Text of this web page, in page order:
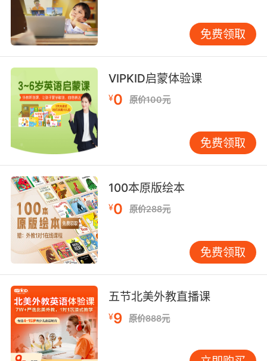
免费领取
VIPKID启蒙体验课
¥0 原价100元
免费领取
100本原版绘本
¥0 原价288元
免费领取
五节北美外教直播课
¥9 原价888元